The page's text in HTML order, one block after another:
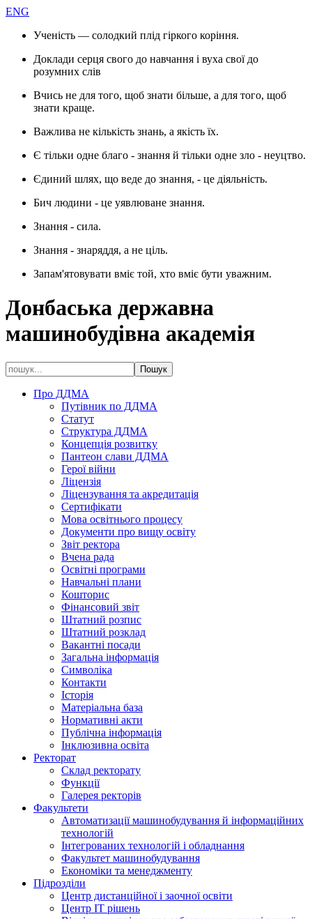
ENG
Ученість — солодкий плід гіркого коріння.
Доклади серця свого до навчання і вуха свої до
розумних слів
Вчись не для того, щоб знати більше, а для того, щоб
знати краще.
Важлива не кількість знань, а якість їх.
Є тільки одне благо - знання й тільки одне зло - неуцтво.
Єдиний шлях, що веде до знання, - це діяльність.
Бич людини - це уявлюване знання.
Знання - сила.
Знання - знаряддя, а не ціль.
Запам'ятовувати вміє той, хто вміє бути уважним.
Донбаська державна
машинобудівна академія
Про ДДМА
Путівник по ДДМА
Статут
Структура ДДМА
Концепція розвитку
Пантеон слави ДДМА
Герої війни
Ліцензія
Ліцензування та акредитація
Сертифікати
Мова освітнього процесу
Документи про вищу освіту
Звіт ректора
Вчена рада
Освітні програми
Навчальні плани
Кошторис
Фінансовий звіт
Штатний розпис
Штатний розклад
Вакантні посади
Загальна інформація
Символіка
Контакти
Історія
Матеріальна база
Нормативні акти
Публічна інформація
Інклюзивна освіта
Ректорат
Склад ректорату
Функції
Галерея ректорів
Факультети
Автоматизації машинобудування й інформаційних
технологій
Інтегрованих технологій і обладнання
Факультет машинобудування
Економіки та менеджменту
Підрозділи
Центр дистанційної і заочної освіти
Центр ІТ рішень